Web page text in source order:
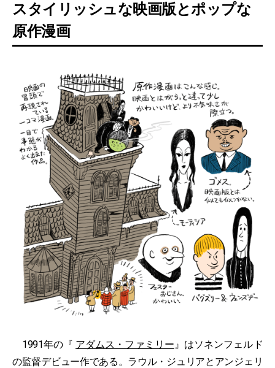
スタイリッシュな映画版とポップな
原作漫画
1991年の『 アダムス・ファミリー』はソネンフェルド
の監督デビュー作である。ラウル・ジュリアとアンジェリ